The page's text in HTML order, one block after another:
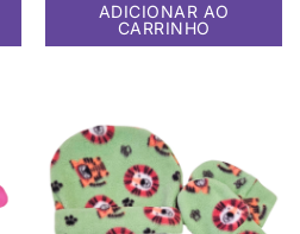
ADICIONAR AO
CARRINHO